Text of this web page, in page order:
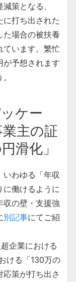
策となる、
に打ち出された
た場合の被扶養
ています。繁忙
が予想されます
ケー
主の証
滑化」
わゆる「年収
働けるように
収の壁・支援強
別記事にてご紹
企業における
ける「130万の
策が打ち出さ